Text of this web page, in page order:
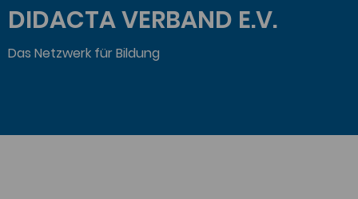
DIDACTA VERBAND E.V.
Das Netzwerk für Bildung